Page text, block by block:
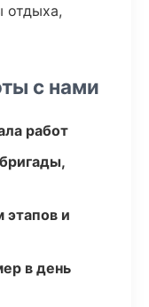
отдыха,
с нами
работ
этапов и
в день